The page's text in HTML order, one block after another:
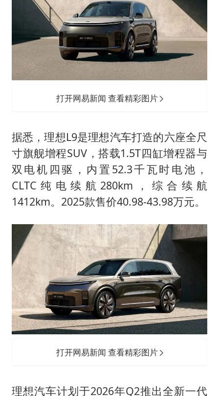
打开网易新闻 查看精彩图片
据悉，理想L9是理想汽车打造的六座全尺
寸旗舰增程SUV，搭载1.5T四缸增程器与
双电机四驱，内置52.3千瓦时电池，
CLTC纯电续航280km，综合续航
1412km。2025款售价40.98-43.98万元。
打开网易新闻 查看精彩图片
理想汽车计划于2026年Q2推出全新一代